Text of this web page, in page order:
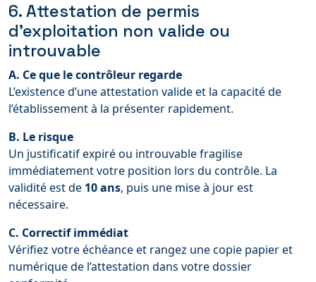
6. Attestation de permis
d’exploitation non valide ou
introuvable
A. Ce que le contrôleur regarde
L’existence d’une attestation valide et la capacité de
l’établissement à la présenter rapidement.
B. Le risque
Un justificatif expiré ou introuvable fragilise
immédiatement votre position lors du contrôle. La
validité est de 10 ans, puis une mise à jour est
nécessaire.
C. Correctif immédiat
Vérifiez votre échéance et rangez une copie papier et
numérique de l’attestation dans votre dossier